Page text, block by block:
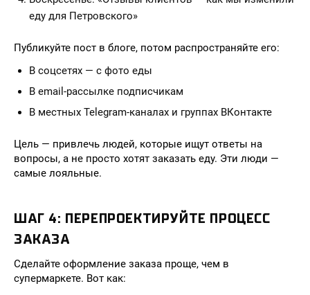
еду для Петровского»
Публикуйте пост в блоге, потом распространяйте его:
В соцсетях — с фото еды
В email-рассылке подписчикам
В местных Telegram-каналах и группах ВКонтакте
Цель — привлечь людей, которые ищут ответы на
вопросы, а не просто хотят заказать еду. Эти люди —
самые лояльные.
ШАГ 4: ПЕРЕПРОЕКТИРУЙТЕ ПРОЦЕСС
ЗАКАЗА
Сделайте оформление заказа проще, чем в
супермаркете. Вот как: